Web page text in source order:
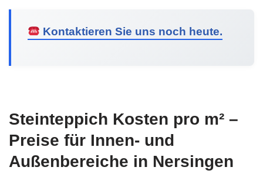
Kontaktieren Sie uns noch heute.
Steinteppich Kosten pro m² –
Preise für Innen- und
Außenbereiche in Nersingen